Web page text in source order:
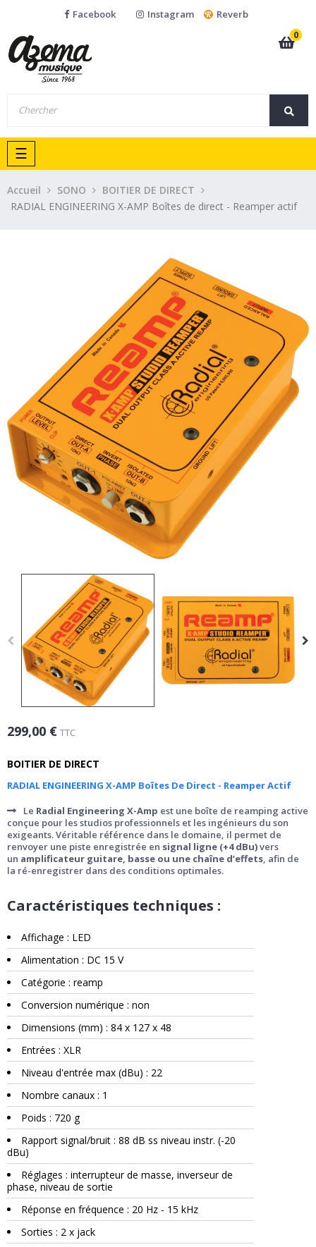
Facebook Instagram
Reverb
0
Basculer
la
navigation
☰
Accueil SONO
BOITIER DE DIRECT
RADIAL ENGINEERING X-AMP Boîtes de direct - Reamper actif
299,00 € TTC
BOITIER DE DIRECT
RADIAL ENGINEERING X-AMP Boîtes De Direct - Reamper Actif
Le Radial Engineering X-Amp est une boîte de reamping active
conçue pour les studios professionnels et les ingénieurs du son
exigeants. Véritable référence dans le domaine, il permet de
renvoyer une piste enregistrée en signal ligne (+4 dBu)vers
un amplificateur guitare, basse ou une chaîne d’effets, afin de
la ré-enregistrer dans des conditions optimales.
Caractéristiques techniques :
Affichage : LED
Alimentation : DC 15 V
Catégorie : reamp
Conversion numérique : non
Dimensions (mm) : 84 x 127 x 48
Entrées : XLR
Niveau d'entrée max (dBu) : 22
Nombre canaux : 1
Poids : 720 g
Rapport signal/bruit : 88 dB ss niveau instr. (-20
dBu)
Réglages : interrupteur de masse, inverseur de
phase, niveau de sortie
Réponse en fréquence : 20 Hz - 15 kHz
Sorties : 2 x jack